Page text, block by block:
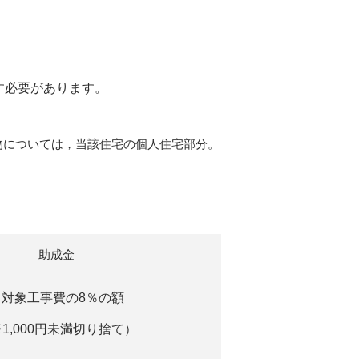
要があります。
ついては，当該住宅の個人住宅部分。
助成金
象工事費の8％の額
円未満切り捨て）